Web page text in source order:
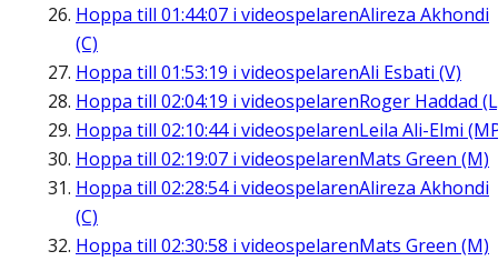
Hoppa till 01:44:07 i videospelarenAlireza Akhondi
(C)
Hoppa till 01:53:19 i videospelarenAli Esbati (V)
Hoppa till 02:04:19 i videospelarenRoger Haddad
Hoppa till 02:10:44i videospelarenLeila Ali-Elmi
Hoppa till 02:19:07 i videospelarenMats Green (M)
Hoppa till 02:28:54i videospelarenAlireza Akhondi
(C)
Hoppa till 02:30:58 i videospelarenMats Green (M)